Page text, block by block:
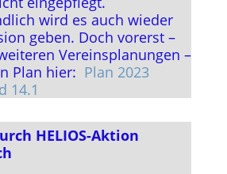
wird es auch wieder
geben. Doch vorerst –
Vereinsplanungen –
Plan hier: Plan 2023
14.1
HELIOS-Aktion